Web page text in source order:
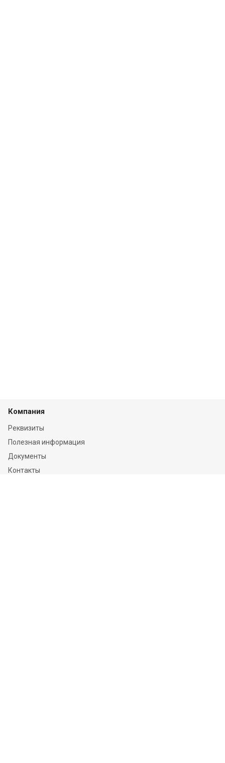
Компания
Реквизиты
Полезная информация
Документы
Контакты